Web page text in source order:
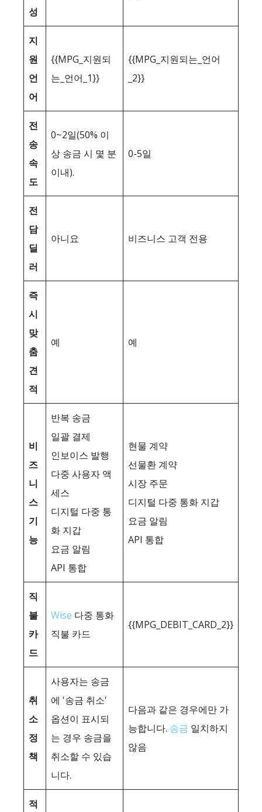
성
지
원
언
어
{{MPG_지원되
는_언어_1}}
{{MPG_지원되는_언어
_2}}
전
송
속
도
0~2일(50% 이
상 송금 시 몇 분
이내).
0-5일
전
담
딜
러
아니요 비즈니스 고객 전용
즉
시
맞
춤
견
적
예 예
비
즈
니
스
기
능
반복 송금
일괄 결제
인보이스 발행
다중 사용자 액
세스
디지털 다중 통
화 지갑
요금 알림
API 통합
현물 계약
선물환 계약
시장 주문
디지털 다중 통화 지갑
요금 알림
API 통합
직
불
카
드
Wise 다중 통화
직불 카드
{{MPG_DEBIT_CARD_2}}
취
소
정
책
사용자는 송금
에 '송금 취소'
옵션이 표시되
는 경우 송금을
취소할 수 있습
니다.
다음과 같은 경우에만 가
능합니다. 송금 일치하지
않음
적